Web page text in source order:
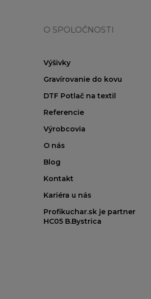
O SPOLOČNOSTI
Výšivky
Gravírovanie do kovu
DTF Potlač na textil
Referencie
Výrobcovia
O nás
Blog
Kontakt
Kariéra u nás
Profikuchar.sk je partner
HC05 B.Bystrica